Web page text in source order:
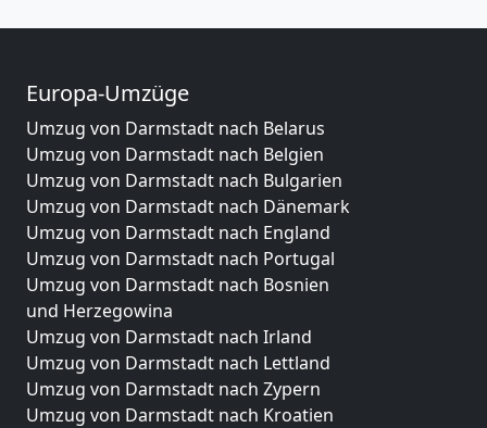
Europa-Umzüge
Umzug von Darmstadt nach Belarus
Umzug von Darmstadt nach Belgien
Umzug von Darmstadt nach Bulgarien
Umzug von Darmstadt nach Dänemark
Umzug von Darmstadt nach England
Umzug von Darmstadt nach Portugal
Umzug von Darmstadt nach Bosnien
und Herzegowina
Umzug von Darmstadt nach Irland
Umzug von Darmstadt nach Lettland
Umzug von Darmstadt nach Zypern
Umzug von Darmstadt nach Kroatien